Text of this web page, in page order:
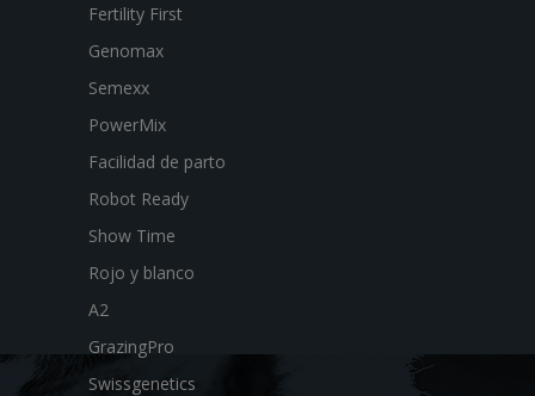
Fertility First
Genomax
Semexx
PowerMix
Facilidad de parto
Robot Ready
Show Time
Rojo y blanco
A2
GrazingPro
Swissgenetics